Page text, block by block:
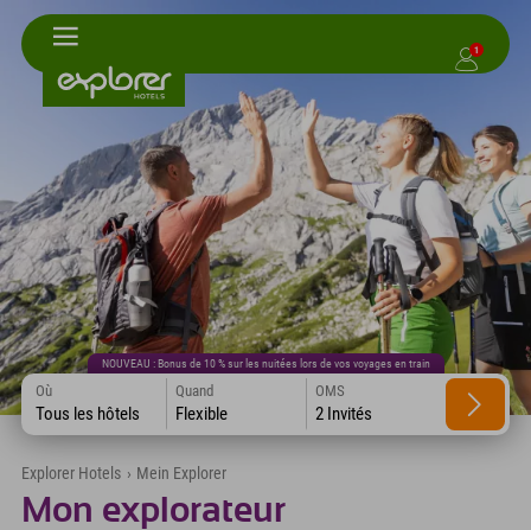
1
NOUVEAU : Bonus de 10 % sur les nuitées lors de vos voyages en train
Où
Tous les hôtels
Quand
Flexible
OMS
2 Invités
Explorer Hotels › Mein Explorer
Mon explorateur